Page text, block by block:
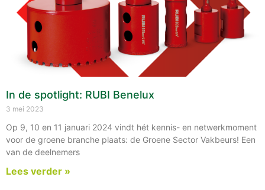
In de spotlight: RUBI Benelux
3 mei 2023
Op 9, 10 en 11 januari 2024 vindt hét kennis- en netwerkmoment
voor de groene branche plaats: de Groene Sector Vakbeurs! Een
van de deelnemers
Lees verder »